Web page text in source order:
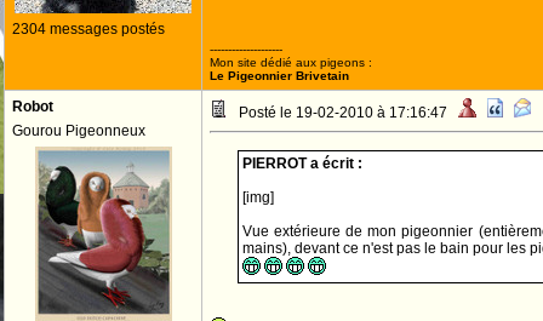
2304 messages postés
--------------------
Mon site dédié aux pigeons :
Le Pigeonnier Brivetain
Robot
Gourou Pigeonneux
Posté le 19-02-2010 à 17:16:47
PIERROT a écrit :
[img]
Vue extérieure de mon pigeonnier
mains), devant ce n'est pas le bain pour les